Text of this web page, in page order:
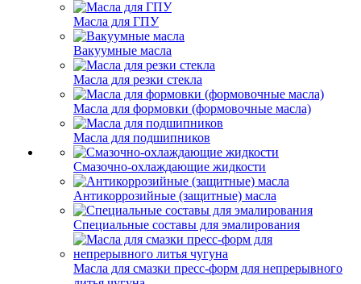
Масла для ГПУ
Вакуумные масла
Масла для резки стекла
Масла для формовки (формовочные масла)
Масла для подшипников
Смазочно-охлаждающие жидкости
Антикоррозийные (защитные) масла
Специальные составы для эмалирования
Масла для смазки пресс-форм для непрерывного